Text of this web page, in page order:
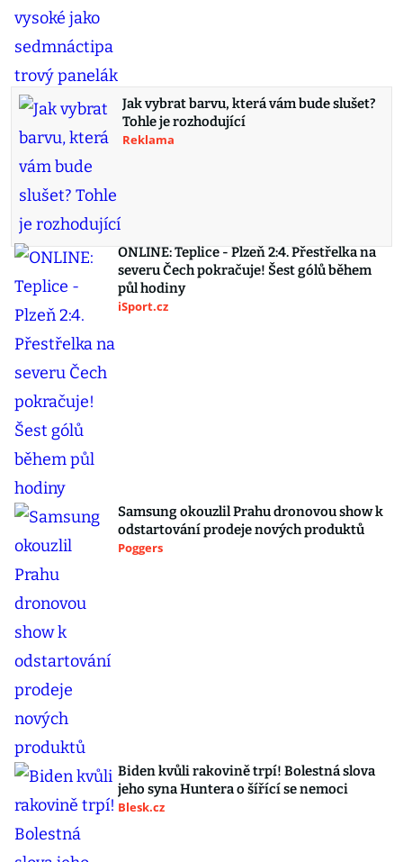
Jak vybrat barvu, která vám bude slušet?
Tohle je rozhodující
Reklama
ONLINE: Teplice - Plzeň 2:4. Přestřelka na
severu Čech pokračuje! Šest gólů během
půl hodiny
iSport.cz
Samsung okouzlil Prahu dronovou show k
odstartování prodeje nových produktů
Poggers
Biden kvůli rakovině trpí! Bolestná slova
jeho syna Huntera o šířící se nemoci
Blesk.cz